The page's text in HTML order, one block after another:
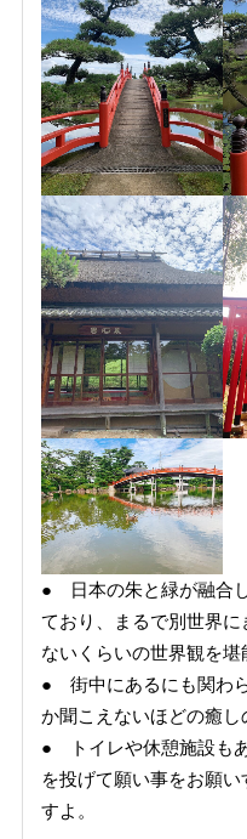
● 日本の朱と緑が融合
ており、まるで別世界に
ないくらいの世界観を堪
● 街中にあるにも関わ
か聞こえないほどの癒し
● トイレや休憩施設も
を投げて願い事をお願
すよ。